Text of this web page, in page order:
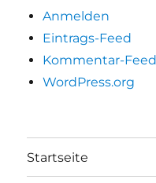
Anmelden
Eintrags-Feed
Kommentar-Feed
WordPress.org
Startseite